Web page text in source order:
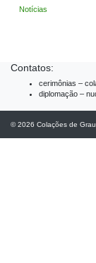
Notícias
Contatos:
cerimônias –
diplomação –
© 2026 Colações de Grau